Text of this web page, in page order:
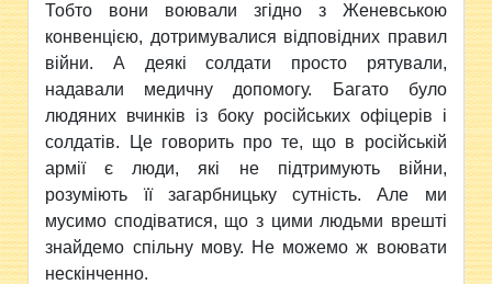
Тобто вони воювали згідно з Женевською
конвенцією, дотримувалися відповідних правил
війни. А деякі солдати просто рятували,
надавали медичну допомогу. Багато було
людяних вчинків із боку російських офіцерів і
солдатів. Це говорить про те, що в російській
армії є люди, які не підтримують війни,
розуміють її загарбницьку сутність. Але ми
мусимо сподіватися, що з цими людьми врешті
знайдемо спільну мову. Не можемо ж воювати
нескінченно.